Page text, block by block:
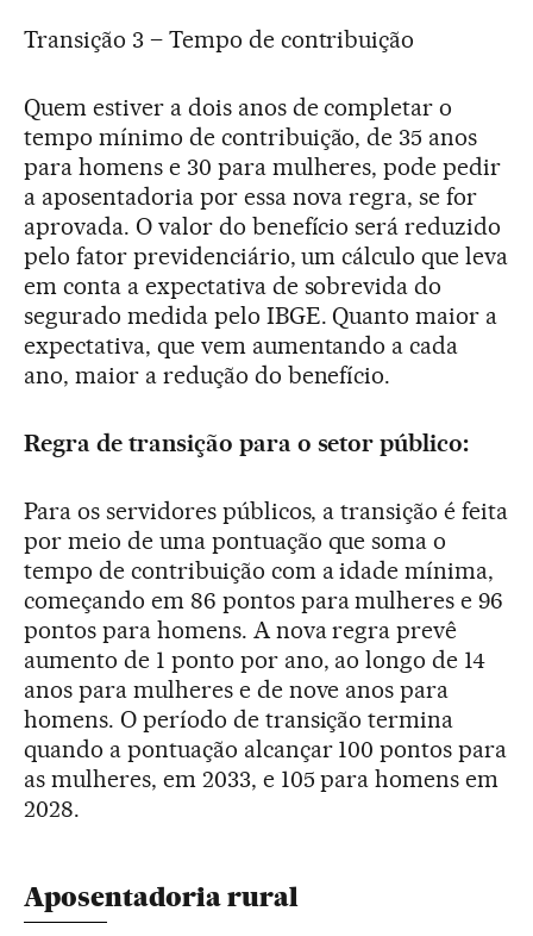
Transição 3 – Tempo de contribuição
Quem estiver a dois anos de completar o
tempo mínimo de contribuição, de 35 anos
para homens e 30 para mulheres, pode pedir
a aposentadoria por essa nova regra, se for
aprovada. O valor do benefício será reduzido
pelo fator previdenciário, um cálculo que leva
em conta a expectativa de sobrevida do
segurado medida pelo IBGE. Quanto maior a
expectativa, que vem aumentando a cada
ano, maior a redução do benefício.
Regra de transição para o setor público:
Para os servidores públicos, a transição é feita
por meio de uma pontuação que soma o
tempo de contribuição com a idade mínima,
começando em 86 pontos para mulheres e 96
pontos para homens. A nova regra prevê
aumento de 1 ponto por ano, ao longo de 14
anos para mulheres e de nove anos para
homens. O período de transição termina
quando a pontuação alcançar 100 pontos para
as mulheres, em 2033, e 105 para homens em
2028.
Aposentadoria rural